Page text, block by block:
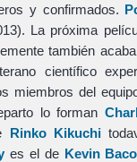
y confirmados.
La próxima
también
científico
miembros del
lo forman
Rinko Kikuchi
es el de Kevin